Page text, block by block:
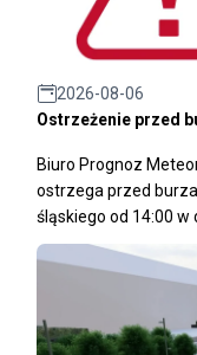
2026-08-06
Ostrzeżenie przed
Biuro Prognoz
ostrzega przed
śląskiego od 14:00 w